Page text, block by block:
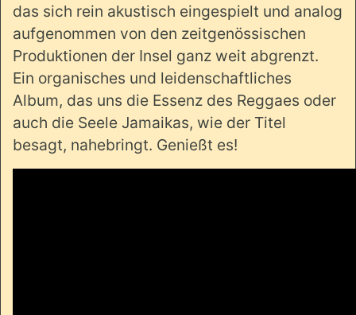
das sich rein akustisch eingespielt und analog
aufgenommen von den zeitgenössischen
Produktionen der Insel ganz weit abgrenzt.
Ein organisches und leidenschaftliches
Album, das uns die Essenz des Reggaes oder
auch die Seele Jamaikas, wie der Titel
besagt, nahebringt. Genießt es!